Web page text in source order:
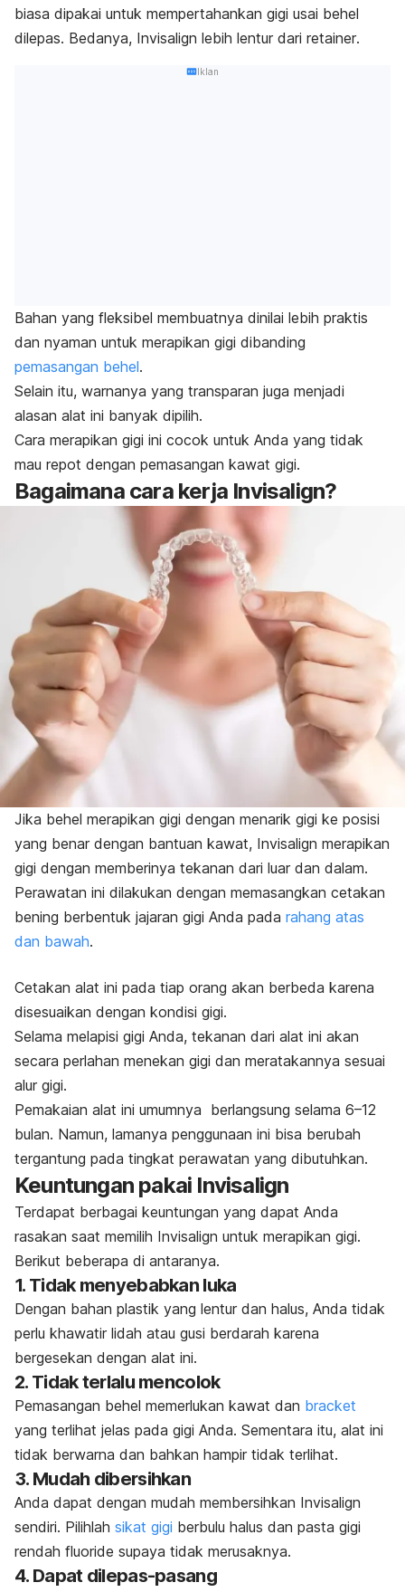
biasa dipakai untuk mempertahankan gigi usai behel
dilepas. Bedanya, Invisalign lebih lentur dari retainer.
Iklan
Bahan yang fleksibel membuatnya dinilai lebih praktis
dan nyaman untuk merapikan gigi dibanding
pemasangan behel.
Selain itu, warnanya yang transparan juga menjadi
alasan alat ini banyak dipilih.
Cara merapikan gigi ini cocok untuk Anda yang tidak
mau repot dengan pemasangan kawat gigi.
Bagaimana cara kerja Invisalign?
Jika behel merapikan gigi dengan menarik gigi ke posisi
yang benar dengan bantuan kawat, Invisalign merapikan
gigi dengan memberinya tekanan dari luar dan dalam.
Perawatan ini dilakukan dengan memasangkan cetakan
bening berbentuk jajaran gigi Anda pada rahang atas
dan bawah.
Cetakan alat ini pada tiap orang akan berbeda karena
disesuaikan dengan kondisi gigi.
Selama melapisi gigi Anda, tekanan dari alat ini akan
secara perlahan menekan gigi dan meratakannya sesuai
alur gigi.
Pemakaian alat ini umumnya berlangsung selama 6–12
bulan. Namun, lamanya penggunaan ini bisa berubah
tergantung pada tingkat perawatan yang dibutuhkan.
Keuntungan pakai Invisalign
Terdapat berbagai keuntungan yang dapat Anda
rasakan saat memilih Invisalign untuk merapikan gigi.
Berikut beberapa di antaranya.
1. Tidak menyebabkan luka
Dengan bahan plastik yang lentur dan halus, Anda tidak
perlu khawatir lidah atau gusi berdarah karena
bergesekan dengan alat ini.
2. Tidak terlalu mencolok
Pemasangan behel memerlukan kawat dan bracket
yang terlihat jelas pada gigi Anda. Sementara itu, alat ini
tidak berwarna dan bahkan hampir tidak terlihat.
3. Mudah dibersihkan
Anda dapat dengan mudah membersihkan Invisalign
sendiri. Pilihlah sikat gigi berbulu halus dan pasta gigi
rendah fluoride supaya tidak merusaknya.
4. Dapat dilepas-pasang